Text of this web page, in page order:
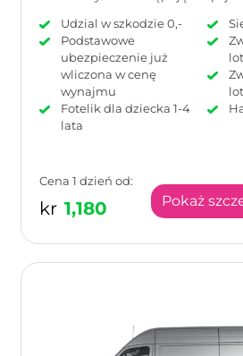
Udzial w szkodzie 0,-
Podstawowe
ubezpieczenie już
wliczona w cenę
wynajmu
Fotelik dla dziecka 1-4
lata
Cena 1 dzień od:
kr 1,180 Pokaż